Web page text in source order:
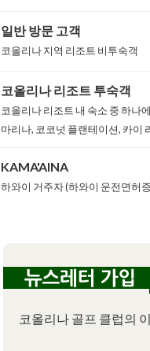
일반 방문 고객
코올리나 지역 리조트 비투숙객
코올리나 리조트 투숙객
코올리나 리조트 내 숙소 중 하나
마리나, 코코넛 플랜테이션, 카이
KAMA'AINA
하와이 거주자 (하와이 운전면허
코올리나 골프 클럽의